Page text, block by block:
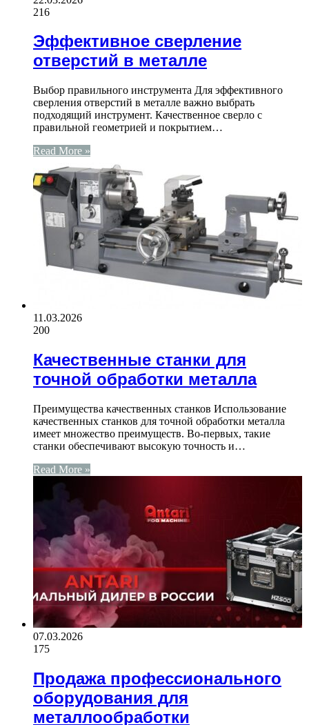
216
Эффективное сверление
отверстий в металле
Выбор правильного инструмента Для эффективного
сверления отверстий в металле важно выбрать
подходящий инструмент. Качественное сверло с
правильной геометрией и покрытием…
Read More »
11.03.2026
200
Качественные станки для
точной обработки металла
Преимущества качественных станков Использование
качественных станков для точной обработки металла
имеет множество преимуществ. Во-первых, такие
станки обеспечивают высокую точность и…
Read More »
07.03.2026
175
Продажа профессионального
оборудования для
металлообработки